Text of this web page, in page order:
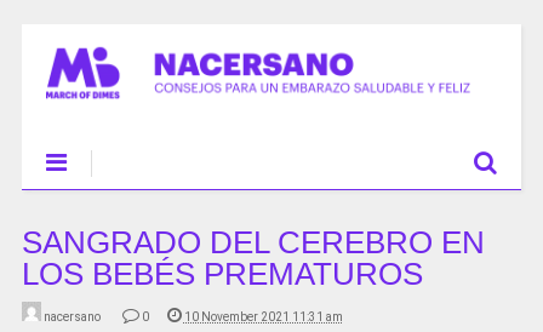
SANGRADO DEL CEREBRO EN
LOS BEBÉS PREMATUROS
nacersano 0 10 November 2021 11:31 am